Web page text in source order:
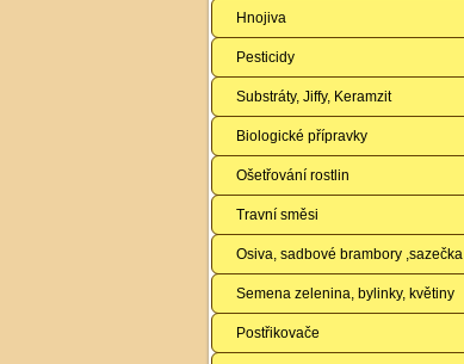
Hnojiva
Pesticidy
Substráty, Jiffy, Keramzit
Biologické přípravky
Ošetřování rostlin
Travní směsi
Osiva, sadbové brambory ,sazečka
Semena zelenina, bylinky, květiny
Postřikovače